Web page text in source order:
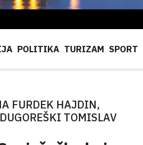
POLITIKA TURIZAM SPORT
FURDEK HAJDIN,
TOMISLAV